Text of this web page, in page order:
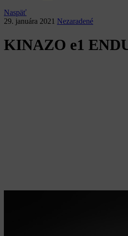
Naspäť
29. januára 2021 Nezaradené
KINAZO e1